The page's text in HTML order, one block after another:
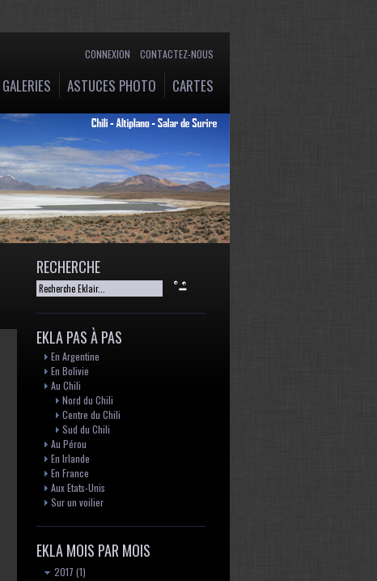
CONNEXION CONTACTEZ-NOUS
GALERIES ASTUCES PHOTO CARTES
RECHERCHE
EKLA PAS À PAS
En Argentine
En Bolivie
Au Chili
Nord du Chili
Centre du Chili
Sud du Chili
Au Pérou
En Irlande
En France
Aux Etats-Unis
Sur un voilier
EKLA MOIS PAR MOIS
2017 (1)